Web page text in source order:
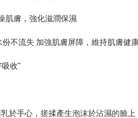
肌膚，強化滋潤保濕
不流失 加強肌膚屏障，維持肌膚健
吸收"
於手心，搓揉產生泡沫於沾濕的臉